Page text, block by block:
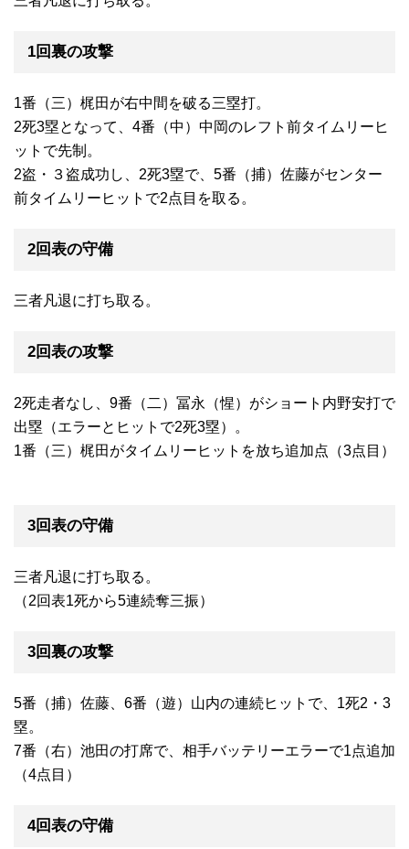
1回裏の攻撃
1番（三）梶田が右中間を破る三塁打。
2死3塁となって、4番（中）中岡のレフト前タイムリーヒ
ットで先制。
2盗・３盗成功し、2死3塁で、5番（捕）佐藤がセンター
前タイムリーヒットで2点目を取る。
2回表の守備
三者凡退に打ち取る。
2回表の攻撃
2死走者なし、9番（二）冨永（惺）がショート内野安打で
出塁（エラーとヒットで2死3塁）。
1番（三）梶田がタイムリーヒットを放ち追加点（3点目）
3回表の守備
三者凡退に打ち取る。
（2回表1死から5連続奪三振）
3回裏の攻撃
5番（捕）佐藤、6番（遊）山内の連続ヒットで、1死2・3
塁。
7番（右）池田の打席で、相手バッテリーエラーで1点追加
（4点目）
4回表の守備